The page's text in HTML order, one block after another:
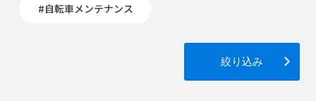
#自転車メンテナンス
絞り込み